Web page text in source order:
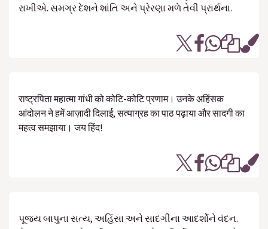
રાખીએ. સમગ્ર દેશને શાંતિ અને પ્રેરણા મળે તેવી પ્રાર્થના.
राष्ट्रपिता महात्मा गांधी को कोटि-कोटि प्रणाम। उनके अहिंसक
आंदोलन ने हमें आज़ादी दिलाई, सत्याग्रह का पाठ पढ़ाया और सादगी का
महत्व समझाया। जय हिंद!
પૂજ્ય બાપુના સત્ય, અહિંસા અને સાદગીના આદર્શોને વંદન.